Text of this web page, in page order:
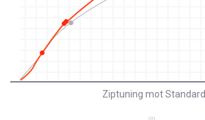
Ziptuning mot Standard